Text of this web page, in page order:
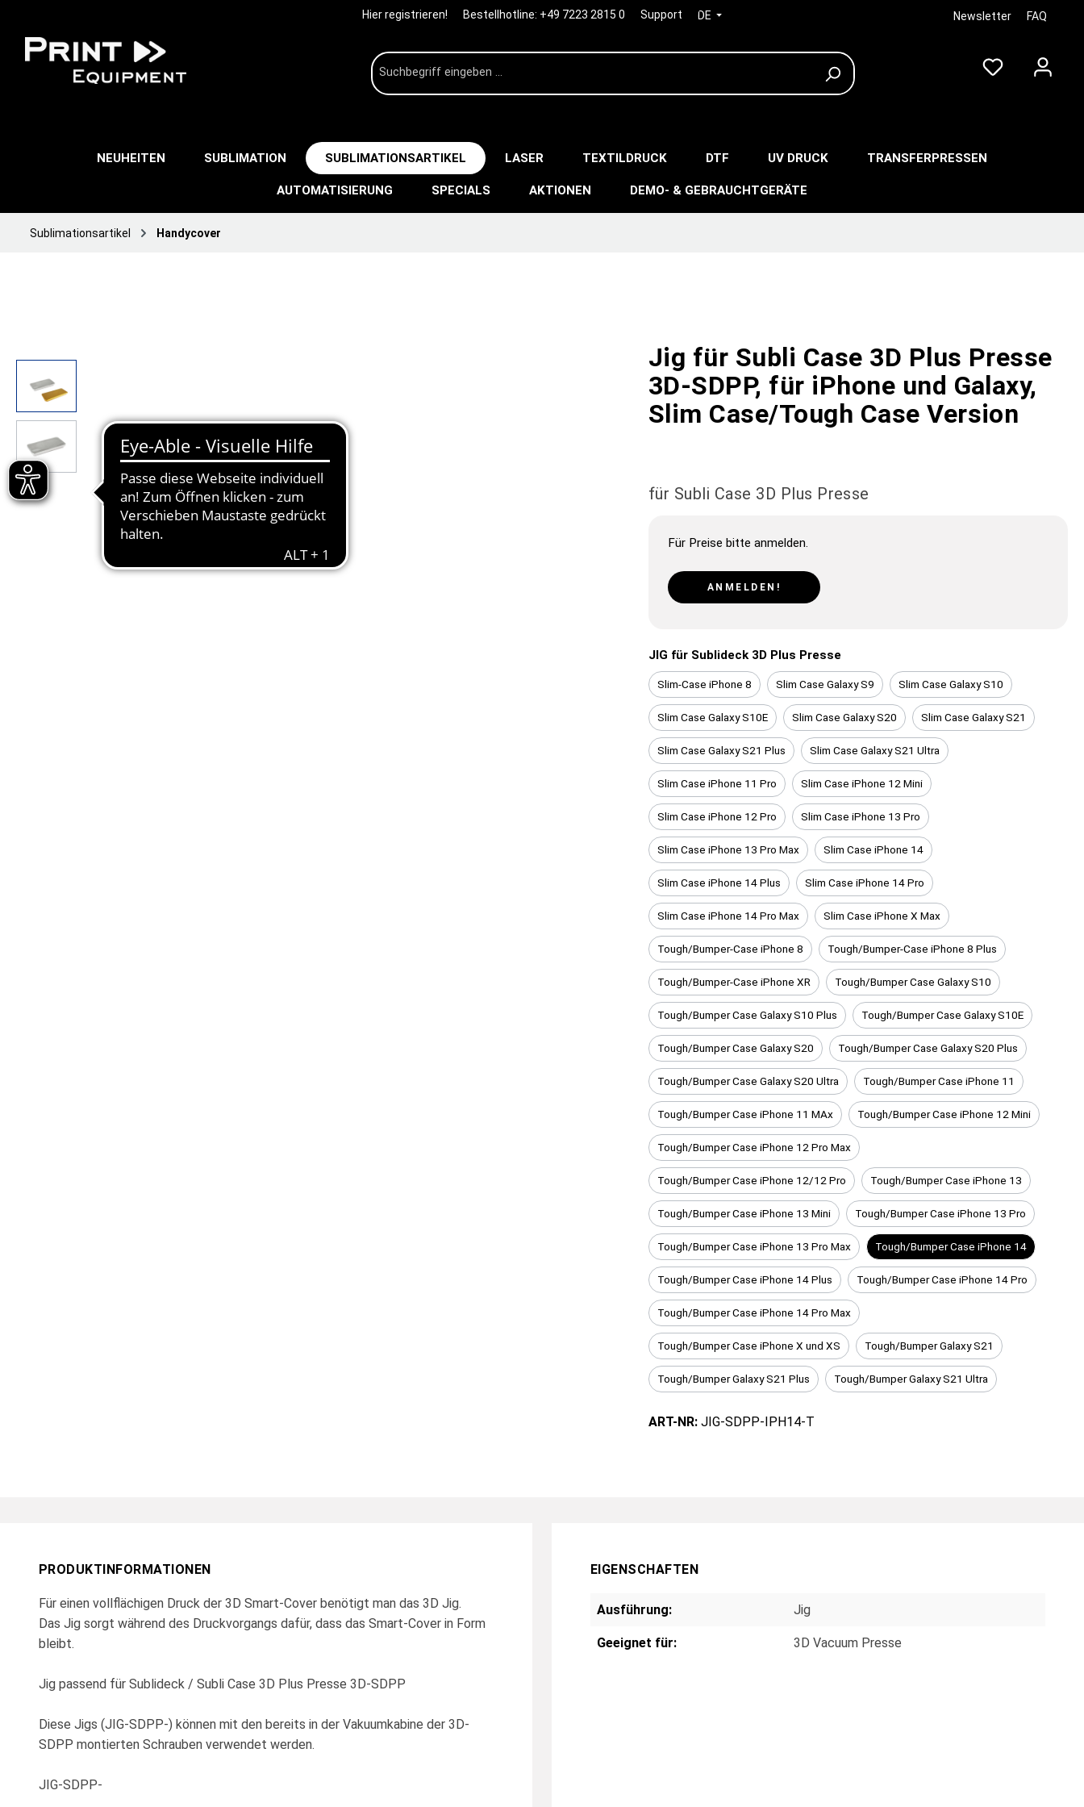
Hier registrieren! Bestellhotline: +49 7223 2815 0 Support DE Newsletter FAQ
NEUHEITEN SUBLIMATION SUBLIMATIONSARTIKEL LASER TEXTILDRUCK DTF UV DRUCK TRANSFERPRESSEN
AUTOMATISIERUNG SPECIALS AKTIONEN DEMO- & GEBRAUCHTGERÄTE
Sublimationsartikel Handycover
Jig für Subli Case 3D Plus Presse
3D-SDPP, für iPhone und Galaxy,
Slim Case/Tough Case Version
für Subli Case 3D Plus Presse
Für Preise bitte anmelden.
ANMELDEN!
JIG für Sublideck 3D Plus Presse
Slim-Case iPhone 8 Slim Case Galaxy S9 Slim Case Galaxy S10
Slim Case Galaxy S10E Slim Case Galaxy S20 Slim Case Galaxy S21
Slim Case Galaxy S21 Plus Slim Case Galaxy S21 Ultra
Slim Case iPhone 11 Pro Slim Case iPhone 12 Mini
Slim Case iPhone 12 Pro Slim Case iPhone 13 Pro
Slim Case iPhone 13 Pro Max Slim Case iPhone 14
Slim Case iPhone 14 Plus Slim Case iPhone 14 Pro
Slim Case iPhone 14 Pro Max Slim Case iPhone X Max
Tough/Bumper-Case iPhone 8 Tough/Bumper-Case iPhone 8 Plus
Tough/Bumper-Case iPhone XR Tough/Bumper Case Galaxy S10
Tough/Bumper Case Galaxy S10 Plus Tough/Bumper Case Galaxy S10E
Tough/Bumper Case Galaxy S20 Tough/Bumper Case Galaxy S20 Plus
Tough/Bumper Case Galaxy S20 Ultra Tough/Bumper Case iPhone 11
Tough/Bumper Case iPhone 11 MAx Tough/Bumper Case iPhone 12 Mini
Tough/Bumper Case iPhone 12 Pro Max
Tough/Bumper Case iPhone 12/12 Pro Tough/Bumper Case iPhone 13
Tough/Bumper Case iPhone 13 Mini Tough/Bumper Case iPhone 13 Pro
Tough/Bumper Case iPhone 13 Pro Max Tough/Bumper Case iPhone 14
Tough/Bumper Case iPhone 14 Plus Tough/Bumper Case iPhone 14 Pro
Tough/Bumper Case iPhone 14 Pro Max
Tough/Bumper Case iPhone X und XS Tough/Bumper Galaxy S21
Tough/Bumper Galaxy S21 Plus Tough/Bumper Galaxy S21 Ultra
ART-NR: JIG-SDPP-IPH14-T
PRODUKTINFORMATIONEN
Für einen vollflächigen Druck der 3D Smart-Cover benötigt man das 3D Jig.
Das Jig sorgt während des Druckvorgangs dafür, dass das Smart-Cover in Form
bleibt.
Jig passend für Sublideck / Subli Case 3D Plus Presse 3D-SDPP
Diese Jigs (JIG-SDPP-) können mit den bereits in der Vakuumkabine der 3D-
SDPP montierten Schrauben verwendet werden.
JIG-SDPP-
EIGENSCHAFTEN
Ausführung: Jig
Geeignet für: 3D Vacuum Presse